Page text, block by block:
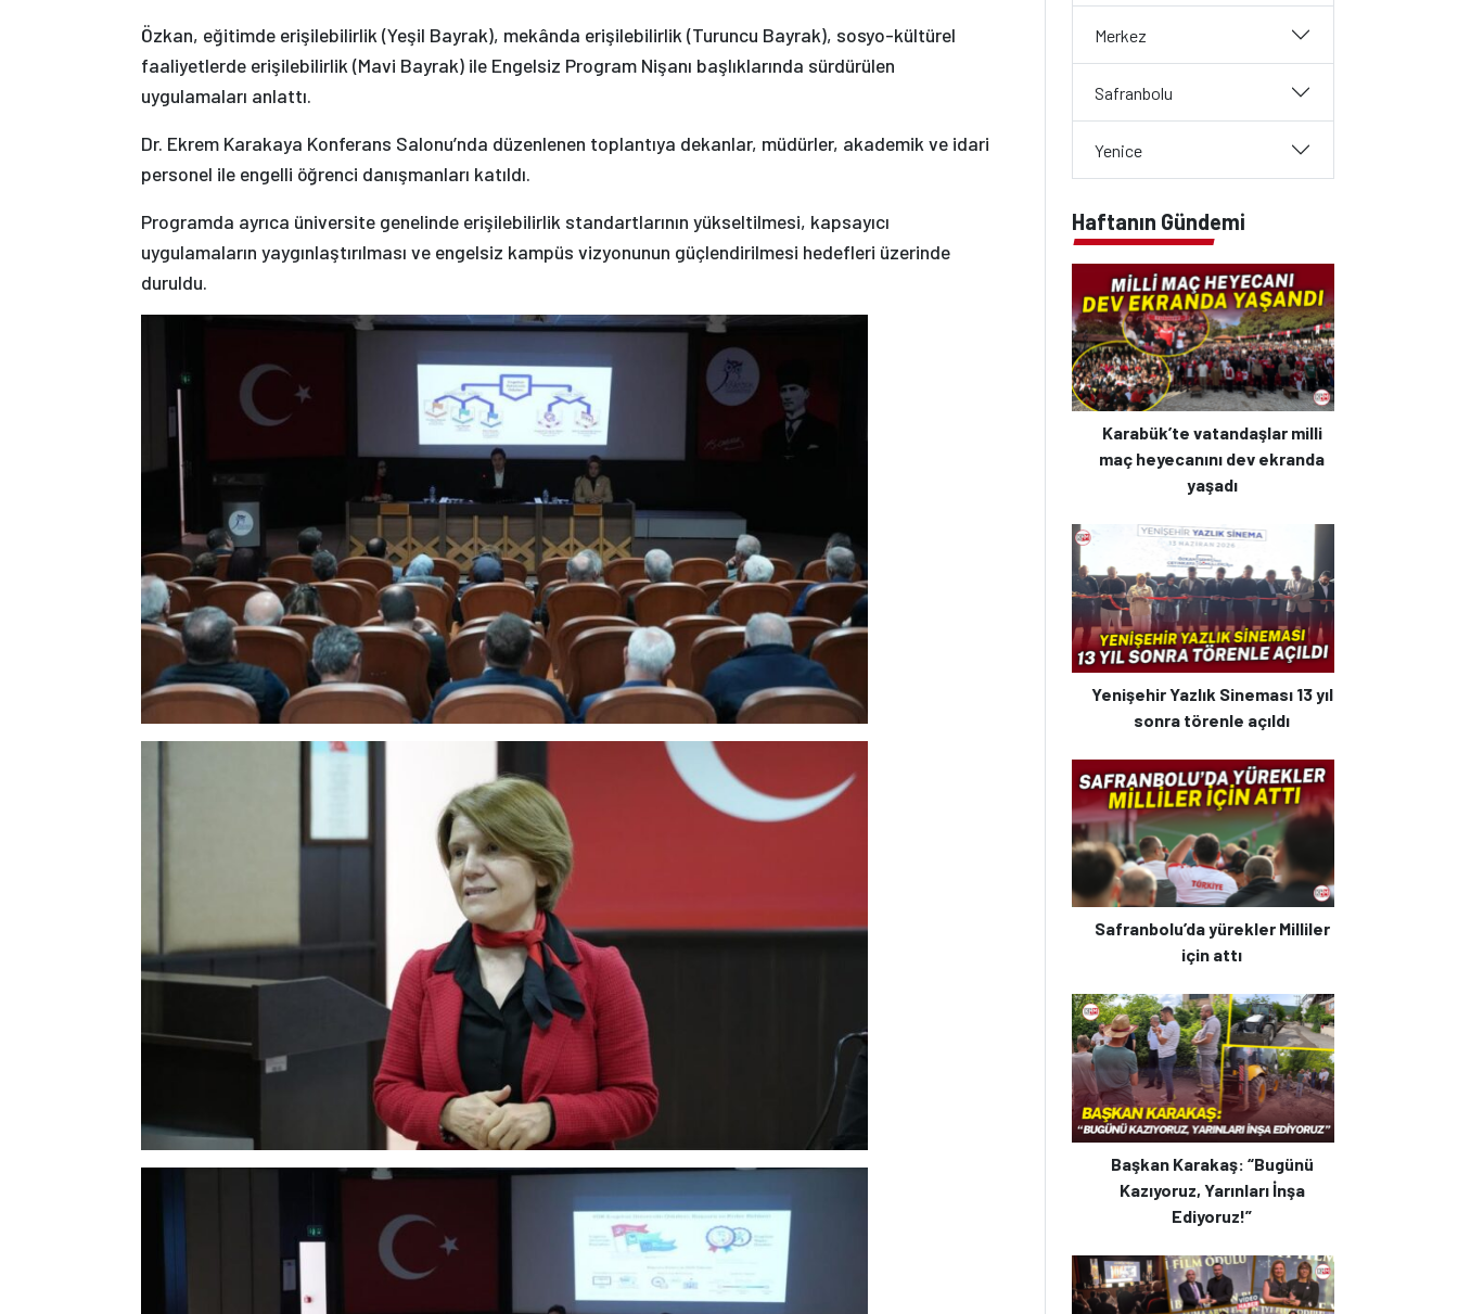
Özkan, eğitimde erişilebilirlik (Yeşil Bayrak), mekânda erişilebilirlik (Turuncu Bayrak), sosyo-kültürel
faaliyetlerde erişilebilirlik (Mavi Bayrak) ile Engelsiz Program Nişanı başlıklarında sürdürülen
uygulamaları anlattı.
Dr. Ekrem Karakaya Konferans Salonu’nda düzenlenen toplantıya dekanlar, müdürler, akademik ve idari
personel ile engelli öğrenci danışmanları katıldı.
Programda ayrıca üniversite genelinde erişilebilirlik standartlarının yükseltilmesi, kapsayıcı
uygulamaların yaygınlaştırılması ve engelsiz kampüs vizyonunun güçlendirilmesi hedefleri üzerinde
duruldu.
Merkez
Safranbolu
Yenice
Haftanın Gündemi
Karabük’te vatandaşlar milli
maç heyecanını dev ekranda
yaşadı
Yenişehir Yazlık Sineması 13 yıl
sonra törenle açıldı
Safranbolu’da yürekler Milliler
için attı
Başkan Karakaş: “Bugünü
Kazıyoruz, Yarınları İnşa
Ediyoruz!”